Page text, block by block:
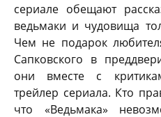
сериале обещают
ведьмаки и чудовища
Чем не подарок
Сапковского в
они вместе с
трейлер сериала. Кто
что «Ведьмака»